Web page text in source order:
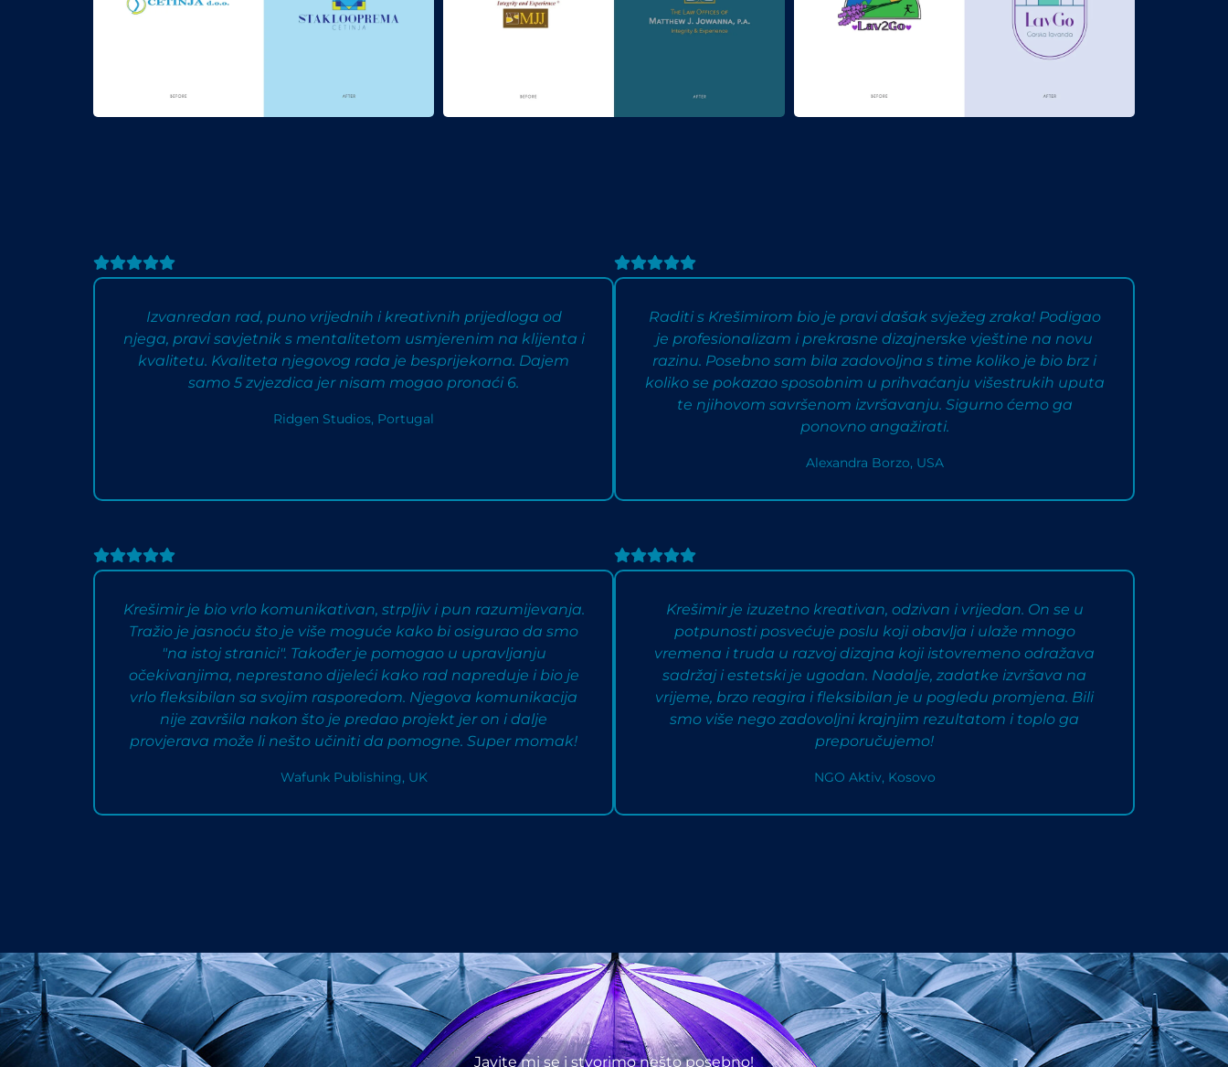
Izvanredan rad, puno vrijednih i kreativnih prijedloga od
njega, pravi savjetnik s mentalitetom usmjerenim na klijenta i
kvalitetu. Kvaliteta njegovog rada je besprijekorna. Dajem
samo 5 zvjezdica jer nisam mogao pronaći 6.
Ridgen Studios, Portugal
Raditi s Krešimirom bio je pravi dašak svježeg zraka! Podigao
je profesionalizam i prekrasne dizajnerske vještine na novu
razinu. Posebno sam bila zadovoljna s time koliko je bio brz i
koliko se pokazao sposobnim u prihvaćanju višestrukih uputa
te njihovom savršenom izvršavanju. Sigurno ćemo ga
ponovno angažirati.
Alexandra Borzo, USA
Krešimir je bio vrlo komunikativan, strpljiv i pun razumijevanja.
Tražio je jasnoću što je više moguće kako bi osigurao da smo
"na istoj stranici". Također je pomogao u upravljanju
očekivanjima, neprestano dijeleći kako rad napreduje i bio je
vrlo fleksibilan sa svojim rasporedom. Njegova komunikacija
nije završila nakon što je predao projekt jer on i dalje
provjerava može li nešto učiniti da pomogne. Super momak!
Wafunk Publishing, UK
Krešimir je izuzetno kreativan, odzivan i vrijedan. On se u
potpunosti posvećuje poslu koji obavlja i ulaže mnogo
vremena i truda u razvoj dizajna koji istovremeno odražava
sadržaj i estetski je ugodan. Nadalje, zadatke izvršava na
vrijeme, brzo reagira i fleksibilan je u pogledu promjena. Bili
smo više nego zadovoljni krajnjim rezultatom i toplo ga
preporučujemo!
NGO Aktiv, Kosovo
Javite mi se i stvorimo nešto posebno!